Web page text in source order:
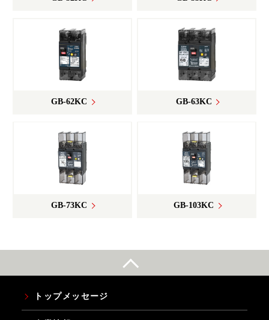
GB-62KC GB-63KC
GB-73KC GB-103KC
トップメッセージ